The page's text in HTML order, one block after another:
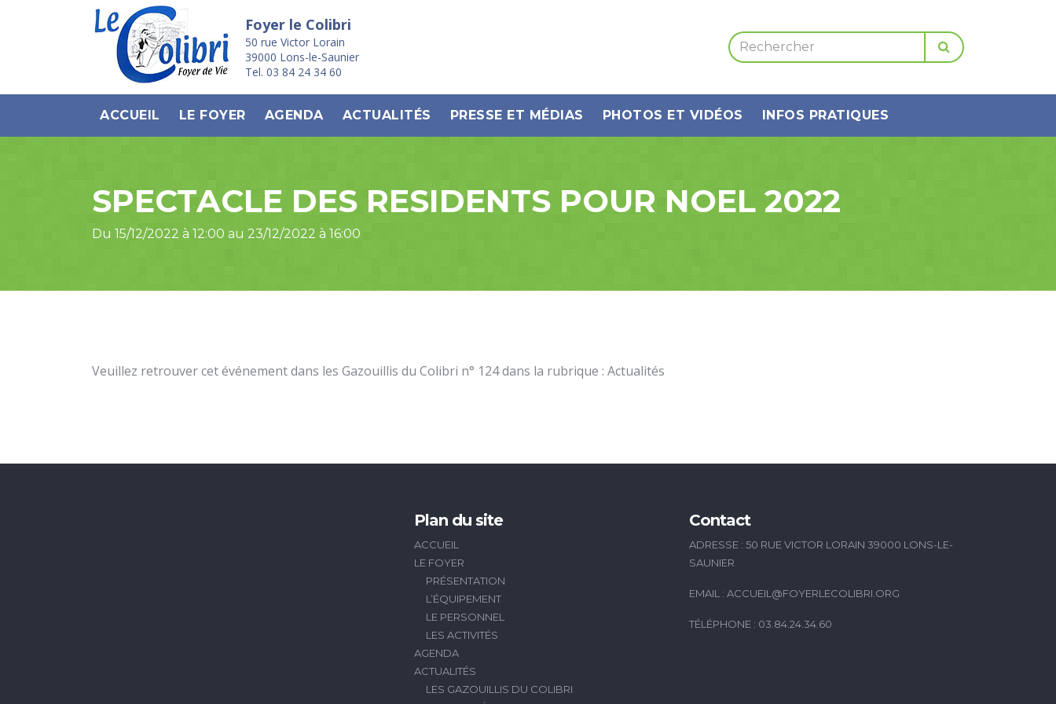
Foyer le Colibri
50 rue Victor Lorain
39000 Lons-le-Saunier
Tel. 03 84 24 34 60
ACCUEIL LE FOYER AGENDA ACTUALITÉS PRESSE ET MÉDIAS PHOTOS ET VIDÉOS INFOS PRATIQUES
SPECTACLE DES RESIDENTS POUR NOEL 2022
Du 15/12/2022 à 12:00 au 23/12/2022 à 16:00
Veuillez retrouver cet événement dans les Gazouillis du Colibri n° 124 dans la rubrique : Actualités
Plan du site
ACCUEIL
LE FOYER
PRÉSENTATION
L’ÉQUIPEMENT
LE PERSONNEL
LES ACTIVITÉS
AGENDA
ACTUALITÉS
LES GAZOUILLIS DU COLIBRI
Contact
ADRESSE : 50 RUE VICTOR LORAIN 39000 LONS-LE-
SAUNIER
EMAIL : ACCUEIL@FOYERLECOLIBRI.ORG
TÉLÉPHONE : 03.84.24.34.60